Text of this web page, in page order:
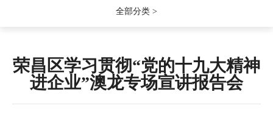
创新研发
技术营销
荣昌区学习贯彻“党的十九大精神
进企业”澳龙专场宣讲报告会